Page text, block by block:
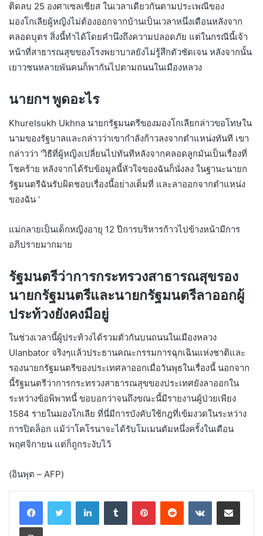
ติดลบ 25 องศาเซลเซียส ในเวลาเดียวกันตามประเพณีของ
มองโกเลียผู้หญิงไม่ต้องออกจากบ้านเป็นเวลาหนึ่งเดือนหลังจาก
คลอดบุตร สิ่งนี้ทำได้โดยคำนึงถึงความปลอดภัย แต่ในกรณีนี้เจ้า
หน้าที่สาธารณสุขของโรงพยาบาลยังไม่รู้สึกตัวชัดเจน หลังจากนั้น
เยาวชนหลายพันคนก็พากันไปตามถนนในเมืองหลวง
นายกฯ พูดอะไร
Khurelsukh Ukhna นายกรัฐมนตรีของมองโกเลียกล่าวขอโทษใน
นามของรัฐบาลและกล่าวว่าเขากำลังก้าวลงจากตำแหน่งทันที เขา
กล่าวว่า ‘วิธีที่ผู้หญิงเปลี่ยนไปทันทีหลังจากคลอดลูกมันเป็นเรื่องที่
โชคร้าย หลังจากได้รับข้อมูลนี้หัวใจของฉันก็นั่งลง ในฐานะนายก
รัฐมนตรีฉันรับผิดชอบเรื่องนี้อย่างเต็มที่ และลาออกจากตำแหน่ง
ของฉัน ‘
แม่กลายเป็นเด็กหญิงอายุ 12 ปีการบริหารก้าวไปข้างหน้ามีการ
อภิปรายมากมาย
รัฐมนตรีว่าการกระทรวงสาธารณสุขรอง
นายกรัฐมนตรีและนายกรัฐมนตรีลาออกผู้
ประท้วงยังคงมีอยู่
ในช่วงเวลานี้ผู้ประท้วงได้รวมตัวกันบนถนนในเมืองหลวง
Ulanbator จริงๆแล้วประธานคณะกรรมการฉุกเฉินแห่งชาติและ
รองนายกรัฐมนตรีของประเทศลาออกเมื่อวันพุธในเรื่องนี้ นอกจาก
นี้รัฐมนตรีว่าการกระทรวงสาธารณสุขของประเทศยังลาออกใน
ระหว่างข้อพิพาทนี้ ขอบอกว่าจนถึงขณะนี้มีรายงานผู้ป่วยเพียง
1584 รายในมองโกเลีย ที่นี่มีการบังคับใช้กฎที่เข้มงวดในระหว่าง
การปิดล็อก แม้ว่าโคโรนาจะได้รับโมเมนตัมหนึ่งครั้งในเดือน
พฤศจิกายน แต่ก็ถูกระงับไว้
(อินพุต – AFP)
LinkedInTumblr PinterestReddit VKontakteShare via Email
Print